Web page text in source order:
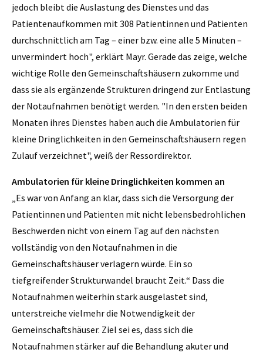
jedoch bleibt die Auslastung des Dienstes und das
Patientenaufkommen mit 308 Patientinnen und Patienten
durchschnittlich am Tag – einer bzw. eine alle 5 Minuten –
unvermindert hoch", erklärt Mayr. Gerade das zeige, welche
wichtige Rolle den Gemeinschaftshäusern zukomme und
dass sie als ergänzende Strukturen dringend zur Entlastung
der Notaufnahmen benötigt werden. "In den ersten beiden
Monaten ihres Dienstes haben auch die Ambulatorien für
kleine Dringlichkeiten in den Gemeinschaftshäusern regen
Zulauf verzeichnet", weiß der Ressordirektor.
Ambulatorien für kleine Dringlichkeiten kommen an
„Es war von Anfang an klar, dass sich die Versorgung der
Patientinnen und Patienten mit nicht lebensbedrohlichen
Beschwerden nicht von einem Tag auf den nächsten
vollständig von den Notaufnahmen in die
Gemeinschaftshäuser verlagern würde. Ein so
tiefgreifender Strukturwandel braucht Zeit.“ Dass die
Notaufnahmen weiterhin stark ausgelastet sind,
unterstreiche vielmehr die Notwendigkeit der
Gemeinschaftshäuser. Ziel sei es, dass sich die
Notaufnahmen stärker auf die Behandlung akuter und